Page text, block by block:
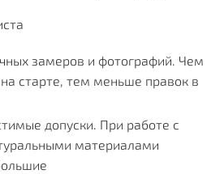
замеров и фотографий. Чем
старте, тем меньше правок в
допуски. При работе с
материалами